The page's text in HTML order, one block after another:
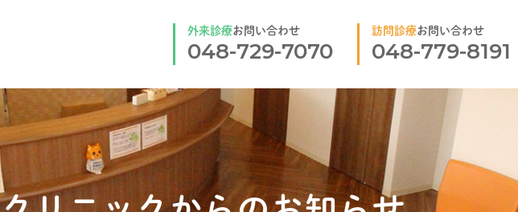
外来診療お問い合わせ
048-729-7070
訪問診療お問い合わせ
048-779-8191